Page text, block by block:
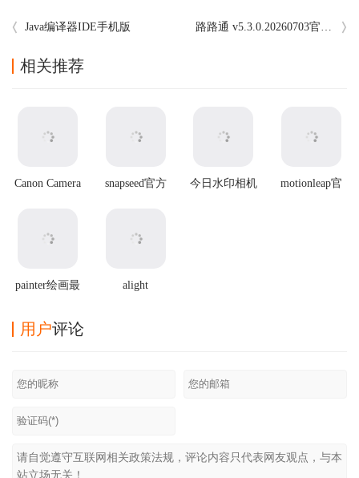
Java编译器IDE手机版 路路通 v5.3.0.20260703官方版
相关推荐
Canon Camera
snapseed官方
今日水印相机
motionleap官
painter绘画最
alight
用户评论